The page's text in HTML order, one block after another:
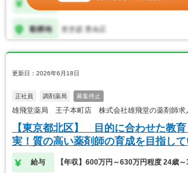
更新日：2026年6月18日
正社員 調剤薬局 募集停止
雄飛堂薬局 王子本町店 株式会社雄飛堂の薬剤師求
【東京都北区】 目的に合わせた教
実！質の高い薬剤師の育成を目指して
給与 【年収】600万円～630万円程度 24歳